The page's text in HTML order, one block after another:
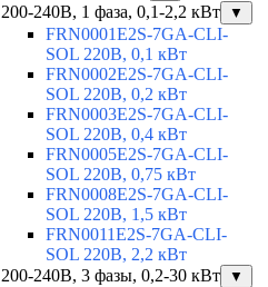
200-240В, 1 фаза, 0,1-2,2 кВт ▼
FRN0001E2S-7GA-CLI-
SOL 220В, 0,1 кВт
FRN0002E2S-7GA-CLI-
SOL 220В, 0,2 кВт
FRN0003E2S-7GA-CLI-
SOL 220В, 0,4 кВт
FRN0005E2S-7GA-CLI-
SOL 220В, 0,75 кВт
FRN0008E2S-7GA-CLI-
SOL 220В, 1,5 кВт
FRN0011E2S-7GA-CLI-
SOL 220В, 2,2 кВт
200-240В, 3 фазы, 0,2-30 кВт
▼